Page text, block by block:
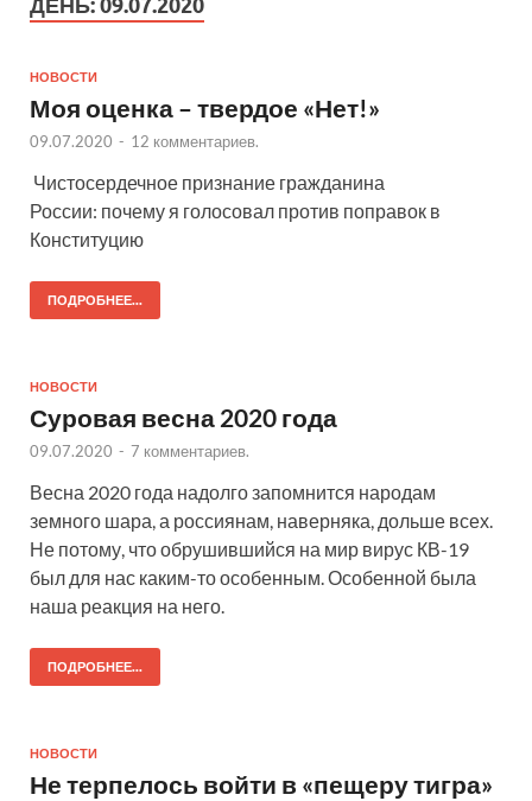
ДЕНЬ:09.07.2020
НОВОСТИ
Моя оценка – твердое «Нет!»
09.07.2020 - 12 комментариев.
Чистосердечное признание гражданина
России: почему я голосовал против поправок в
Конституцию
ПОДРОБНЕЕ...
НОВОСТИ
Суровая весна 2020 года
09.07.2020 - 7 комментариев.
Весна 2020 года надолго запомнится народам
земного шара, а россиянам, наверняка, дольше всех.
Не потому, что обрушившийся на мир вирус КВ-19
был для нас каким-то особенным. Особенной была
наша реакция на него.
ПОДРОБНЕЕ...
НОВОСТИ
Не терпелось войти в «пещеру тигра»